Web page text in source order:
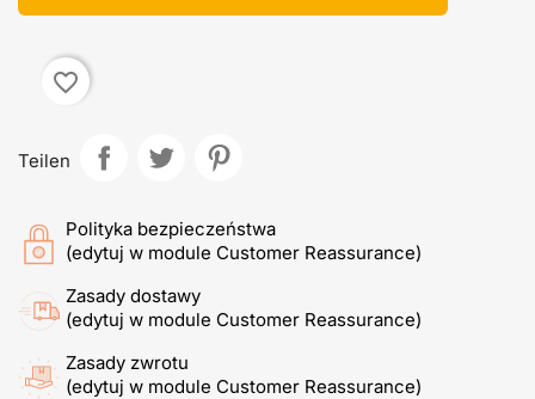
favorite_border
Teilen
Polityka bezpieczeństwa
(edytuj w module Customer Reassurance)
Zasady dostawy
(edytuj w module Customer Reassurance)
Zasady zwrotu
(edytuj w module Customer Reassurance)